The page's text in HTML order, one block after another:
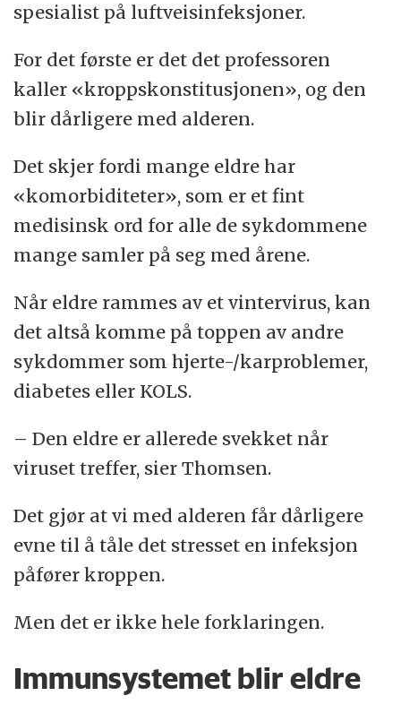
spesialist på luftveisinfeksjoner.
For det første er det det professoren
kaller «kroppskonstitusjonen», og den
blir dårligere med alderen.
Det skjer fordi mange eldre har
«komorbiditeter», som er et fint
medisinsk ord for alle de sykdommene
mange samler på seg med årene.
Når eldre rammes av et vintervirus, kan
det altså komme på toppen av andre
sykdommer som hjerte-/karproblemer,
diabetes eller KOLS.
– Den eldre er allerede svekket når
viruset treffer, sier Thomsen.
Det gjør at vi med alderen får dårligere
evne til å tåle det stresset en infeksjon
påfører kroppen.
Men det er ikke hele forklaringen.
Immunsystemet blir eldre